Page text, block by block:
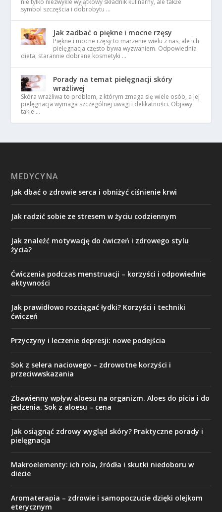
nie tylko niezwykle wyjątkowy składnik kulinarny, ale także
symbol szczęścia i dobrobytu …
Jak zadbać o piękne i mocne rzęsy
Piękne i mocne rzęsy to marzenie wielu z nas, ale ich
pielęgnacja często bywa wyzwaniem. Odpowiednia
dieta, starannie dobrane kosmetyki …
Porady na temat pielęgnacji skóry
wrażliwej
Skóra wrażliwa to problem, z którym zmaga się wiele osób, a jej
pielęgnacja wymaga szczególnej uwagi i delikatności. Objawy
takie …
MEDYCYNA
Jak dbać o zdrowie serca i obniżyć ciśnienie krwi
Jak radzić sobie ze stresem w życiu codziennym
Jak znaleźć motywację do ćwiczeń i zdrowego stylu
życia?
Ćwiczenia podczas menstruacji – korzyści i odpowiednie
aktywności
Jak prawidłowo rozciągać łydki? Korzyści i techniki
ćwiczeń
Przyczyny i leczenie depresji: nowe podejścia
Sok z selera naciowego – zdrowotne korzyści i
przeciwwskazania
Zbawienny wpływ aloesu na organizm. Aloes do picia i do
jedzenia. Sok z aloesu – cena
Jak osiągnąć zdrowy wygląd skóry? Praktyczne porady i
pielęgnacja
Makroelementy: ich rola, źródła i skutki niedoboru w
diecie
Aromaterapia – zdrowie i samopoczucie dzięki olejkom
eterycznym